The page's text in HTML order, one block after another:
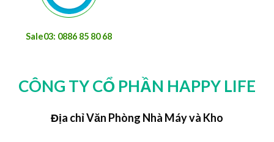
Sale03: 0886 85 80 68
CÔNG TY CỔ PHẦN HAPPY LIFE
Địa chỉ Văn Phòng Nhà Máy và Kho